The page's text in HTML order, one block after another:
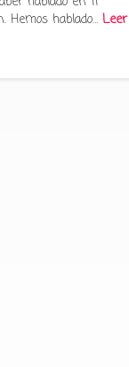
Hemos hablado…Leer